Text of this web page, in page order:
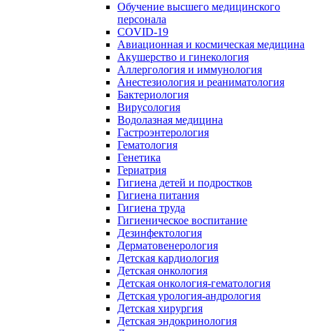
Обучение высшего медицинского
персонала
COVID-19
Авиационная и космическая медицина
Акушерство и гинекология
Аллергология и иммунология
Анестезиология и реаниматология
Бактериология
Вирусология
Водолазная медицина
Гастроэнтерология
Гематология
Генетика
Гериатрия
Гигиена детей и подростков
Гигиена питания
Гигиена труда
Гигиеническое воспитание
Дезинфектология
Дерматовенерология
Детская кардиология
Детская онкология
Детская онкология-гематология
Детская урология-андрология
Детская хирургия
Детская эндокринология